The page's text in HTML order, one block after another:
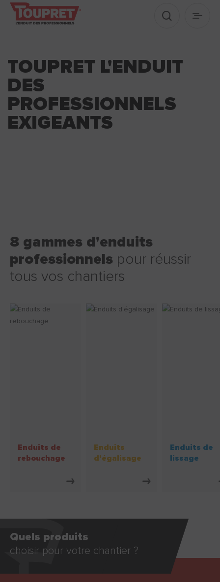
Afficher le
TOUPRET L'ENDUIT
DES
PROFESSIONNELS
EXIGEANTS
8 gammes d'enduits
professionnels pour réussir
tous vos chantiers
Enduits de
rebouchage
Enduits
d'égalisage
Enduits de
lissage
Quels produits
choisir pour votre chantier ?